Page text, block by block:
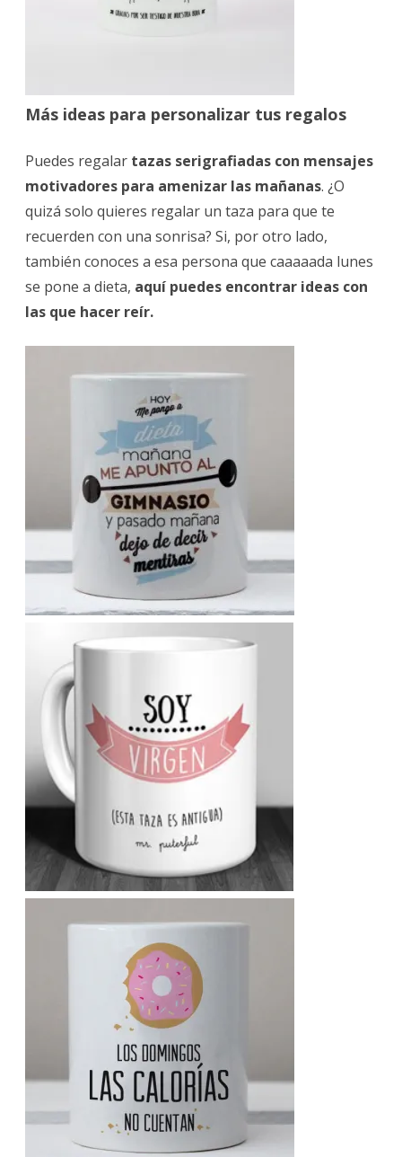
Más ideas para personalizar tus regalos
Puedes regalar tazas serigrafiadas con mensajes
motivadores para amenizar las mañanas. ¿O
quizá solo quieres regalar un taza para que te
recuerden con una sonrisa? Si, por otro lado,
también conoces a esa persona que caaaaada lunes
se pone a dieta, aquí puedes encontrar ideas con
las que hacer reír.